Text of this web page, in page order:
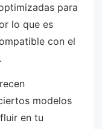
para
lo que es
con el
modelos
en tu